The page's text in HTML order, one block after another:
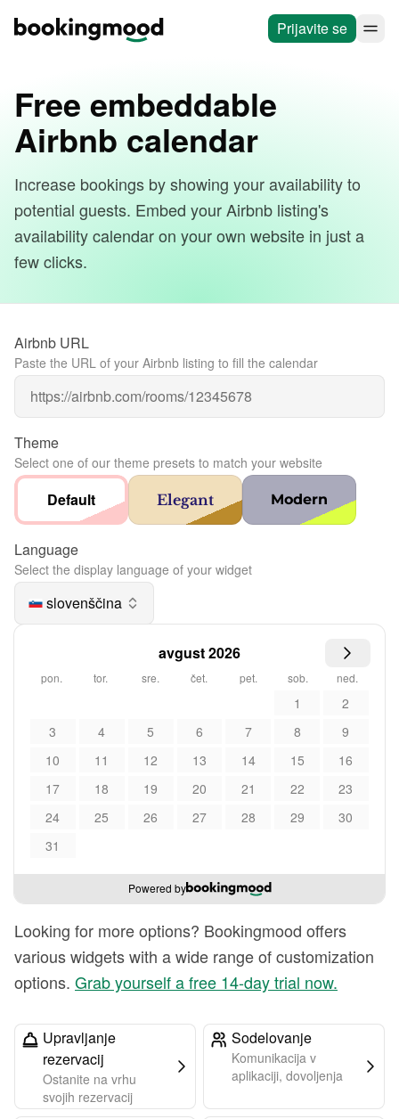
Prijavite se
Free embeddable
Airbnb calendar
Increase bookings by showing your availability to
potential guests. Embed your Airbnb listing's
availability calendar on your own website in just a
few clicks.
Airbnb URL
Paste the URL of your Airbnb listing to fill the calendar
Theme
Select one of our theme presets to match your website
Default Elegant Modern
Language
Select the display language of your widget
slovenščina
avgust 2026
pon. tor. sre. čet. pet. sob. ned.
1
2
3
4 5 6 7 8
9
10
11 12 13 14 15
16
17
18 19 20 21 22
23
24
25 26 27 28 29
30
31
Powered by
Looking for more options? Bookingmood offers
various widgets with a wide range of customization
options. Grab yourself a free 14-day trial now.
Upravljanje
rezervacij
Ostanite na vrhu
svojih rezervacij
Sodelovanje
Komunikacija v
aplikaciji, dovoljenja